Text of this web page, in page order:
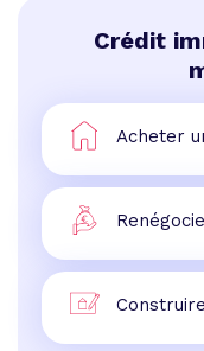
Crédit
Acheter
Construire